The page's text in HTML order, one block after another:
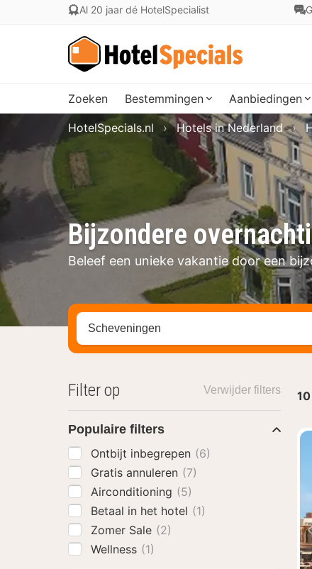
Al 20 jaar dé HotelSpecialist
Zoeken Bestemmingen Aanbiedingen
Bijzondere
Beleef een unieke vakantie door een
HotelSpecials.nl Hotels in Nederland
Zoek op hotel, regio of stad
10
Filter op Verwijder filters
Populaire filters
Ontbijt inbegrepen (6)
Gratis annuleren (7)
Airconditioning (5)
Betaal in het hotel (1)
Zomer Sale (2)
Wellness (1)